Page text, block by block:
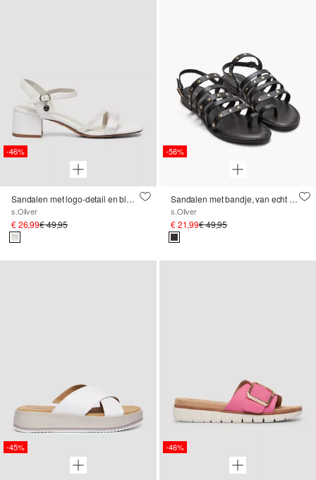
-46%
Sandalen met logo-detail en blokhak
s.Oliver
€ 26,99€ 49,95
-56%
Sandalen met bandje, van echt leer
s.Oliver
€ 21,99€ 49,95
-45% -46%